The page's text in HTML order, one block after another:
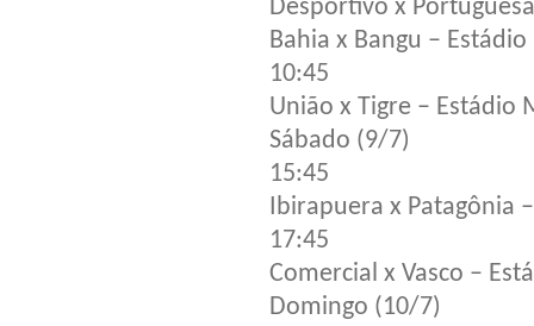
Desportivo x
Bahia x Bangu –
10:45
União x Tigre – Estádio
Sábado (9/7)
15:45
Ibirapuera x Patagônia
17:45
Comercial x Vasco –
Domingo (10/7)